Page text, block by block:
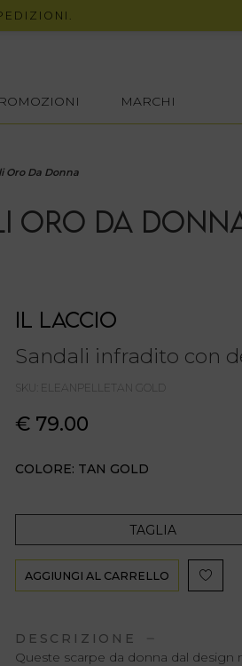
MARCHI
Oro Da Donna
ORO DA
IL LACCIO
Sandali infradito con
SKU: ELEANPELLETAN GOLD
€ 79.00
COLORE: TAN GOLD
TAGLIA
AGGIUNGI AL CARRELLO
DESCRIZIONE
Queste scarpe da donna dal